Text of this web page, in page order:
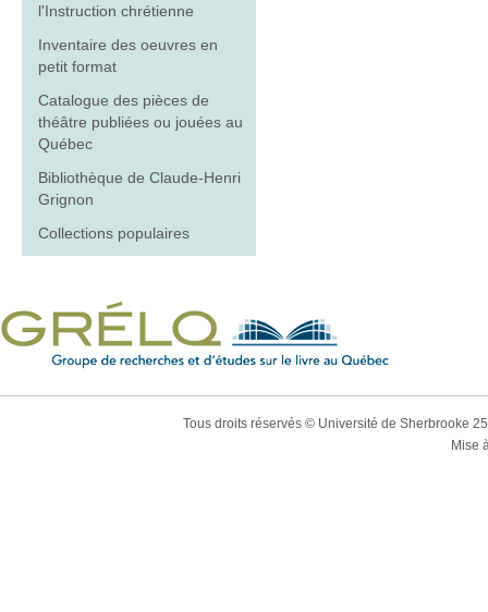
l'Instruction chrétienne
Inventaire des oeuvres en
petit format
Catalogue des pièces de
théâtre publiées ou jouées au
Québec
Bibliothèque de Claude-Henri
Grignon
Collections populaires
Tous droits réservés © Université de Sherbrooke
Mise